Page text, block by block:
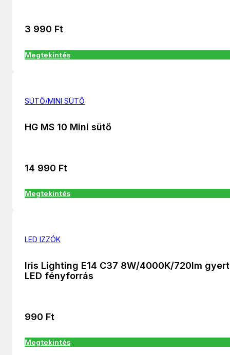
3 990 Ft
Megtekintés
SÜTŐ/MINI SÜTŐ
HG MS 10 Mini sütő
14 990 Ft
Megtekintés
LED IZZÓK
Iris Lighting E14 C37 8W/4000K/720lm
LED fényforrás
990 Ft
Megtekintés